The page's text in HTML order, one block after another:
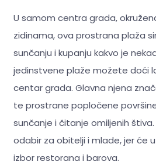
U samom centra grada,
zidinama, ova prostrana plaža
sunčanju i kupanju kakvo je
jedinstvene plaže možete doći
centar grada. Glavna njena
te prostrane popločene
sunčanje i čitanje omiljenih
odabir za obitelji i mlade, jer će
izbor restorana i barova.